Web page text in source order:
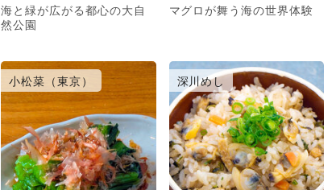
海と緑が広がる都心の大自
然公園
マグロが舞う海の世界体験
小松菜（東京） 深川めし